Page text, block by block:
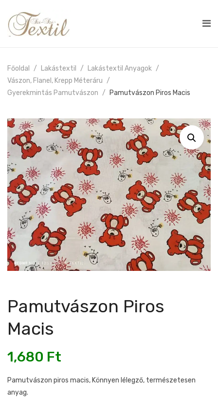
Főoldal Lakástextil
Lakástextil Anyagok
Vászon, Flanel, Krepp Méteráru
Gyerekmintás Pamutvászon
Pamutvászon Piros Macis
Pamutvászon Piros
Macis
1,680 Ft
Pamutvászon piros macis, Könnyen lélegző, természetesen
anyag.